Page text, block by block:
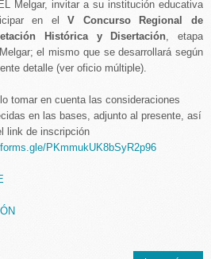
Melgar, invitar a su institución educativa
en elV Concurso Regional de
Histórica y Disertación , etapa
el mismo que se desarrollará según
detalle (ver oficio múltiple).
tomar en cuenta las consideraciones
en las bases, adjunto al presente, así
link de inscripción
PKmmukUK8bSyR2p96